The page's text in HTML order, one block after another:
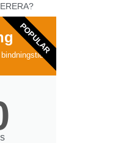
POPULAR